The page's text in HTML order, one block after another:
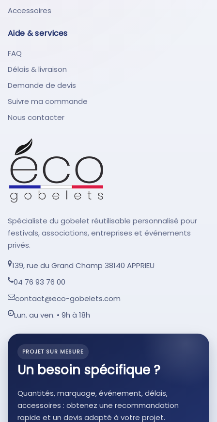
Accessoires
Aide & services
FAQ
Délais & livraison
Demande de devis
Suivre ma commande
Nous contacter
Spécialiste du gobelet réutilisable personnalisé pour
festivals, associations, entreprises et événements
privés.
139, rue du Grand Champ 38140 APPRIEU
04 76 93 76 00
contact@eco-gobelets.com
Lun. au ven. • 9h à 18h
PROJET SUR MESURE
Un besoin spécifique ?
Quantités, marquage, événement, délais,
accessoires : obtenez une recommandation
rapide et un devis adapté à votre projet.